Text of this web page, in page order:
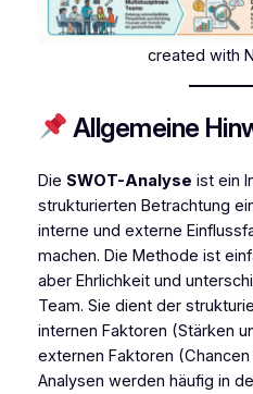
created with
Allgemeine
Die SWOT-Analyse ist ein
strukturierten Betrachtung
interne und externe
machen. Die Methode ist
aber Ehrlichkeit und
Team. Sie dient der
internen Faktoren (Stärken
externen Faktoren (Chancen
Analysen werden häufig in